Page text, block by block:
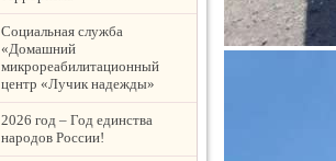
Социальная служба
«Домашний
микрореабилитационный
центр «Лучик надежды»
2026 год – Год единства
народов России!